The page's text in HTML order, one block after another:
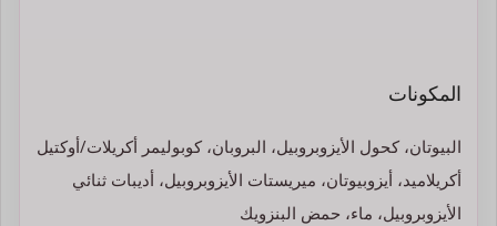
المكونات
البيوتان، كحول الأيزوبروبيل، البروبان، كوبوليمر أكريلات/أوكتيل
أكريلاميد، أيزوبيوتان، ميريستات الأيزوبروبيل، أديبات ثنائي
الأيزوبروبيل، ماء، حمض البنزويك